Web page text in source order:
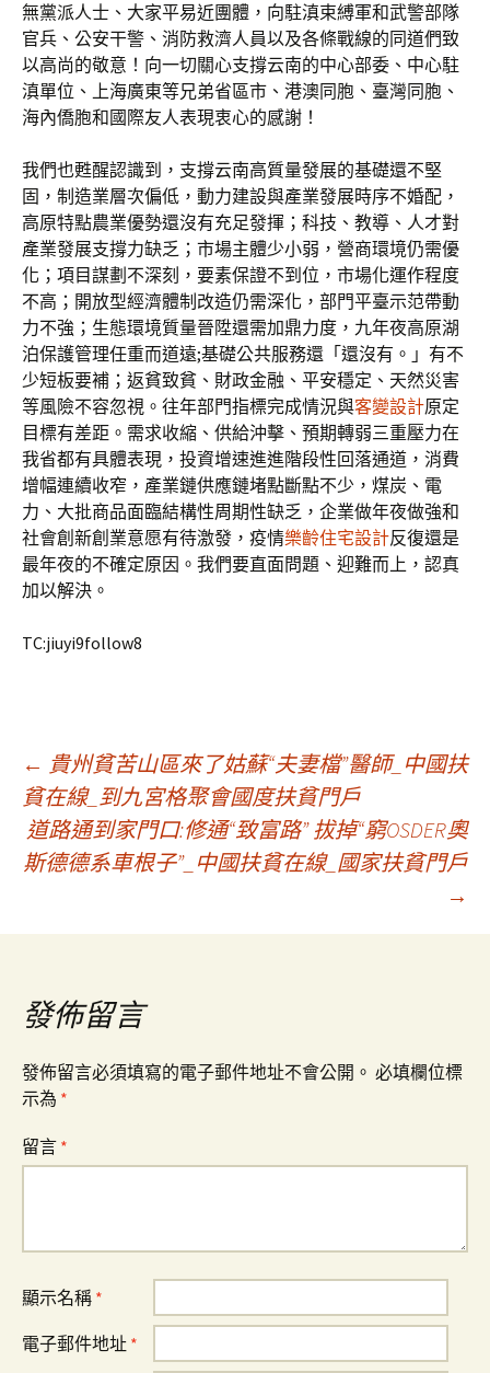
無黨派人士、大家平易近團體，向駐滇束縛軍和武警部隊
官兵、公安干警、消防救濟人員以及各條戰線的同道們致
以高尚的敬意！向一切關心支撐云南的中心部委、中心駐
滇單位、上海廣東等兄弟省區市、港澳同胞、臺灣同胞、
海內僑胞和國際友人表現衷心的感謝！
我們也甦醒認識到，支撐云南高質量發展的基礎還不堅
固，制造業層次偏低，動力建設與產業發展時序不婚配，
高原特點農業優勢還沒有充足發揮；科技、教導、人才對
產業發展支撐力缺乏；市場主體少小弱，營商環境仍需優
化；項目謀劃不深刻，要素保證不到位，市場化運作程度
不高；開放型經濟體制改造仍需深化，部門平臺示范帶動
力不強；生態環境質量晉陞還需加鼎力度，九年夜高原湖
泊保護管理任重而道遠;基礎公共服務還「還沒有。」有不
少短板要補；返貧致貧、財政金融、平安穩定、天然災害
等風險不容忽視。往年部門指標完成情況與客變設計原定
目標有差距。需求收縮、供給沖擊、預期轉弱三重壓力在
我省都有具體表現，投資增速進進階段性回落通道，消費
增幅連續收窄，產業鏈供應鏈堵點斷點不少，煤炭、電
力、大批商品面臨結構性周期性缺乏，企業做年夜做強和
社會創新創業意愿有待激發，疫情樂齡住宅設計反復還是
最年夜的不確定原因。我們要直面問題、迎難而上，認真
加以解決。
TC:jiuyi9follow8
文
章
導
覽
← 貴州貧苦山區來了姑蘇“夫妻檔”醫師_中國扶
貧在線_到九宮格聚會國度扶貧門戶
道路通到家門口:修通“致富路” 拔掉“窮OSDER奧
斯德德系車根子”_中國扶貧在線_國家扶貧門戶
→
發佈留言
發佈留言必須填寫的電子郵件地址不會公開。 必填欄位標
示為 *
留言 *
顯示名稱 *
電子郵件地址 *